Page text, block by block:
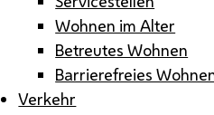
Wohnen im Alter
Betreutes Wohnen
Barrierefreies
Verkehr